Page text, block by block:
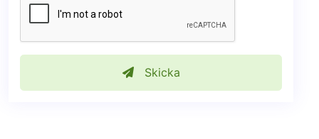
Skicka